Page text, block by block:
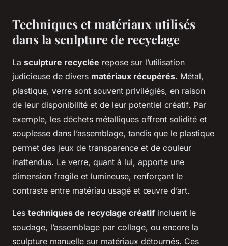
Techniques et matériaux utilisés
dans la sculpture de recyclage
La sculpture recyclée repose sur l’utilisation
judicieuse de divers matériaux récupérés. Métal,
plastique, verre sont souvent privilégiés, en raison
de leur disponibilité et de leur potentiel créatif. Par
exemple, les déchets métalliques offrent solidité et
souplesse dans l’assemblage, tandis que le plastique
permet des jeux de transparence et de couleur
inattendus. Le verre, quant à lui, apporte une
dimension fragile et lumineuse, renforçant le
contraste entre matériau usagé et œuvre d’art.
Les techniques de recyclage créatif incluent le
soudage, l’assemblage par collage, ou encore la
sculpture manuelle sur matériaux détournés. Ces